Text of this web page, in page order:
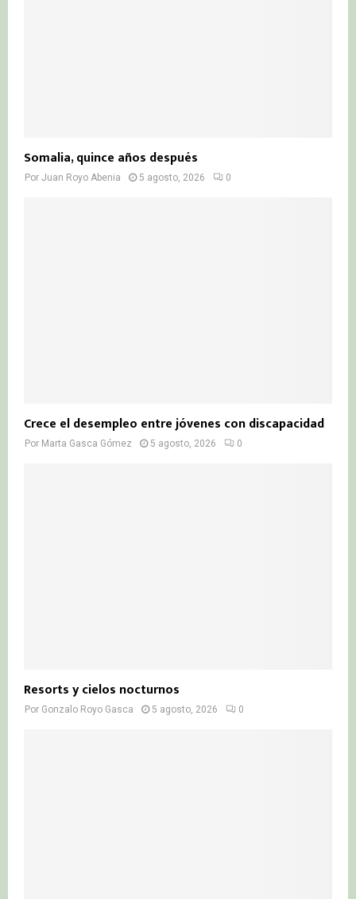
Somalia, quince años después
Por Juan Royo Abenia 5 agosto, 2026 0
Crece el desempleo entre jóvenes con discapacidad
Por Marta Gasca Gómez 5 agosto, 2026 0
Resorts y cielos nocturnos
Por Gonzalo Royo Gasca 5 agosto, 2026 0